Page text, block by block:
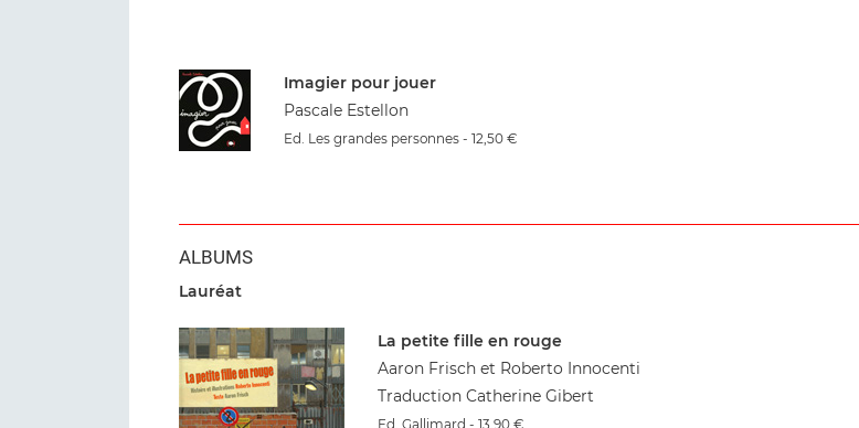
Imagier pour jouer
Pascale Estellon
Ed. Les grandes personnes - 12,50 €
ALBUMS
Lauréat
La petite fille en rouge
Aaron Frisch et Roberto Innocenti
Traduction Catherine Gibert
Ed. Gallimard - 13,90 €